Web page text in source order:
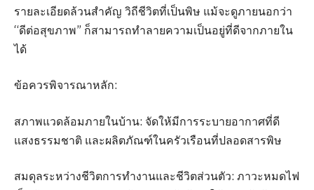
รายละเอียดล้วนสำคัญ วิถีชีวิตที่เป็นพิษ แม้จะดูภายนอกว่า
“ดีต่อสุขภาพ” ก็สามารถทำลายความเป็นอยู่ที่ดีจากภายใน
ได้
ข้อควรพิจารณาหลัก:
สภาพแวดล้อมภายในบ้าน: จัดให้มีการระบายอากาศที่ดี
แสงธรรมชาติ และผลิตภัณฑ์ในครัวเรือนที่ปลอดสารพิษ
สมดุลระหว่างชีวิตการทำงานและชีวิตส่วนตัว: ภาวะหมดไฟ